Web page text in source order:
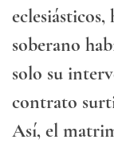
eclesiásticos,
soberano
solo su
contrato
Así, el